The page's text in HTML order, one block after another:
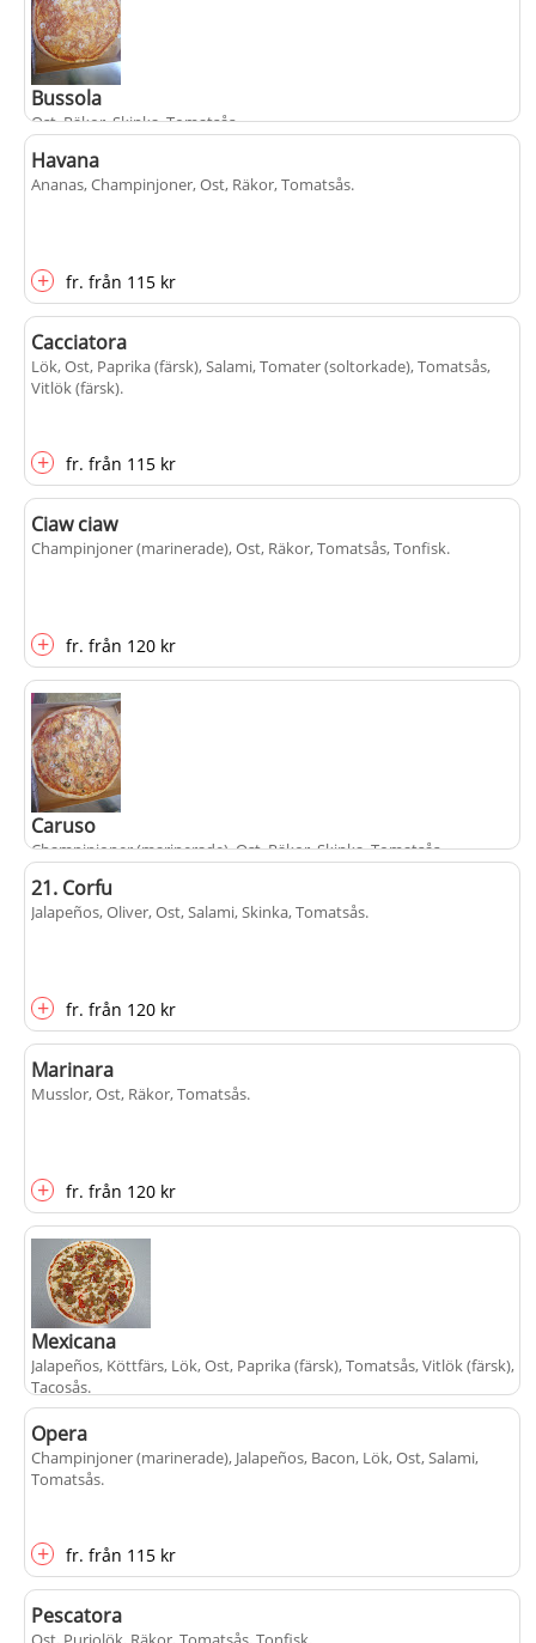
Bussola
Ost, Räkor, Skinka, Tomatsås.
Havana
Ananas, Champinjoner, Ost, Räkor, Tomatsås.
+ fr. från 115 kr
Cacciatora
Lök, Ost, Paprika (färsk), Salami, Tomater (soltorkade), Tomatsås,
Vitlök (färsk).
+ fr. från 115 kr
Ciaw ciaw
Champinjoner (marinerade), Ost, Räkor, Tomatsås, Tonfisk.
+ fr. från 120 kr
Caruso
Champinjoner (marinerade), Ost, Räkor, Skinka, Tomatsås.
21. Corfu
Jalapeños, Oliver, Ost, Salami, Skinka, Tomatsås.
+ fr. från 120 kr
Marinara
Musslor, Ost, Räkor, Tomatsås.
+ fr. från 120 kr
Mexicana
Jalapeños, Köttfärs, Lök, Ost, Paprika (färsk), Tomatsås, Vitlök (färsk),
Tacosås.
+ fr.från115 kr
Opera
Champinjoner (marinerade), Jalapeños, Bacon, Lök, Ost, Salami,
Tomatsås.
+ fr. från 115 kr
Pescatora